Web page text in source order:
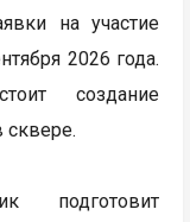
на участие
2026 года.
создание
сквере.
подготовит